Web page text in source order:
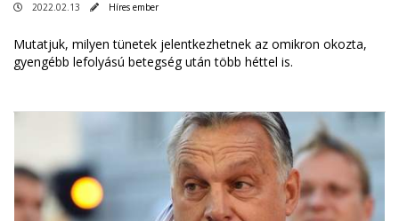
2022.02.13 Híres ember
Mutatjuk, milyen tünetek jelentkezhetnek az omikron okozta,
gyengébb lefolyású betegség után több héttel is.